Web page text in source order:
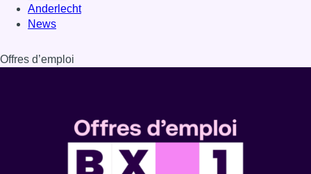
Anderlecht
News
Offres d’emploi